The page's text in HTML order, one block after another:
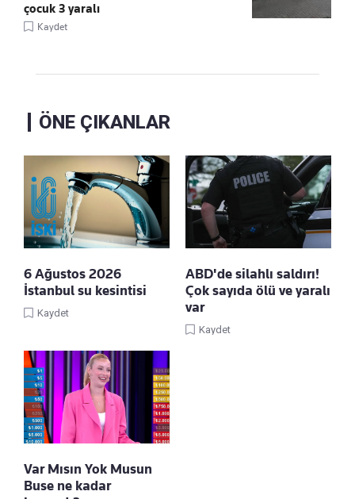
çocuk 3 yaralı
Kaydet
ÖNE ÇIKANLAR
6 Ağustos 2026
İstanbul su kesintisi
Kaydet
ABD'de silahlı saldırı!
Çok sayıda ölü ve yaralı
var
Kaydet
Var Mısın Yok Musun
Buse ne kadar